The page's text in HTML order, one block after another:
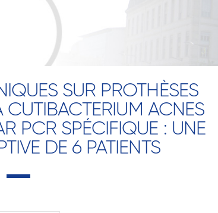
SUR PROTHÈSES
CUTIBACTERIUM ACNES
PCR SPÉCIFIQUE : UNE
DE 6 PATIENTS